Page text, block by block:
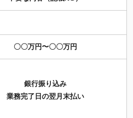
〇〇万円〜〇〇万円
銀行振り込み
業務完了日の翌月末払い